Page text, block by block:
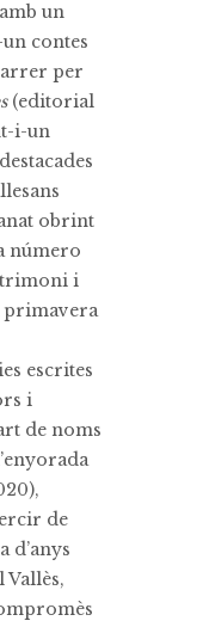
un
contes
per
(editorial
i-un
obrint
número
i
primavera
escrites
i
de noms
de
d’anys
Vallès,